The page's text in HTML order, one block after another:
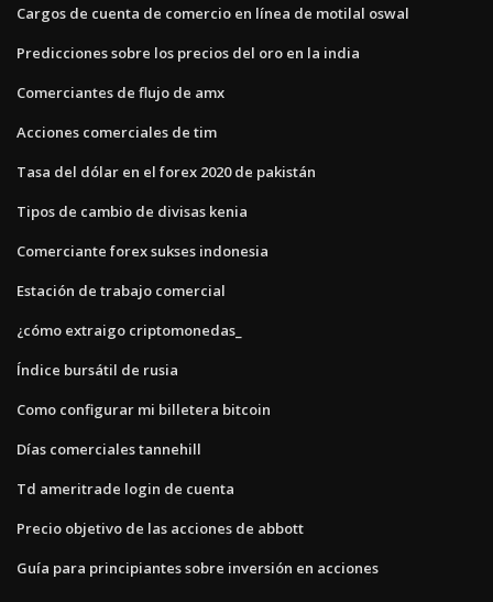
Cargos de cuenta de comercio en línea de motilal oswal
Predicciones sobre los precios del oro en la india
Comerciantes de flujo de amx
Acciones comerciales de tim
Tasa del dólar en el forex 2020 de pakistán
Tipos de cambio de divisas kenia
Comerciante forex sukses indonesia
Estación de trabajo comercial
¿cómo extraigo criptomonedas_
Índice bursátil de rusia
Como configurar mi billetera bitcoin
Días comerciales tannehill
Td ameritrade login de cuenta
Precio objetivo de las acciones de abbott
Guía para principiantes sobre inversión en acciones